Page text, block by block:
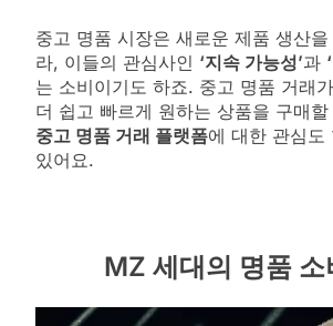
중고 명품 시장은 새로운 제품 생산
라, 이들의 관심사인 ‘지속 가능성’과
는 소비이기도 하죠. 중고 명품 거래
더 쉽고 빠르게 원하는 상품을 구매
중고 명품 거래 플랫폼에 대한 관심도
있어요.
MZ 세대의 명품 소